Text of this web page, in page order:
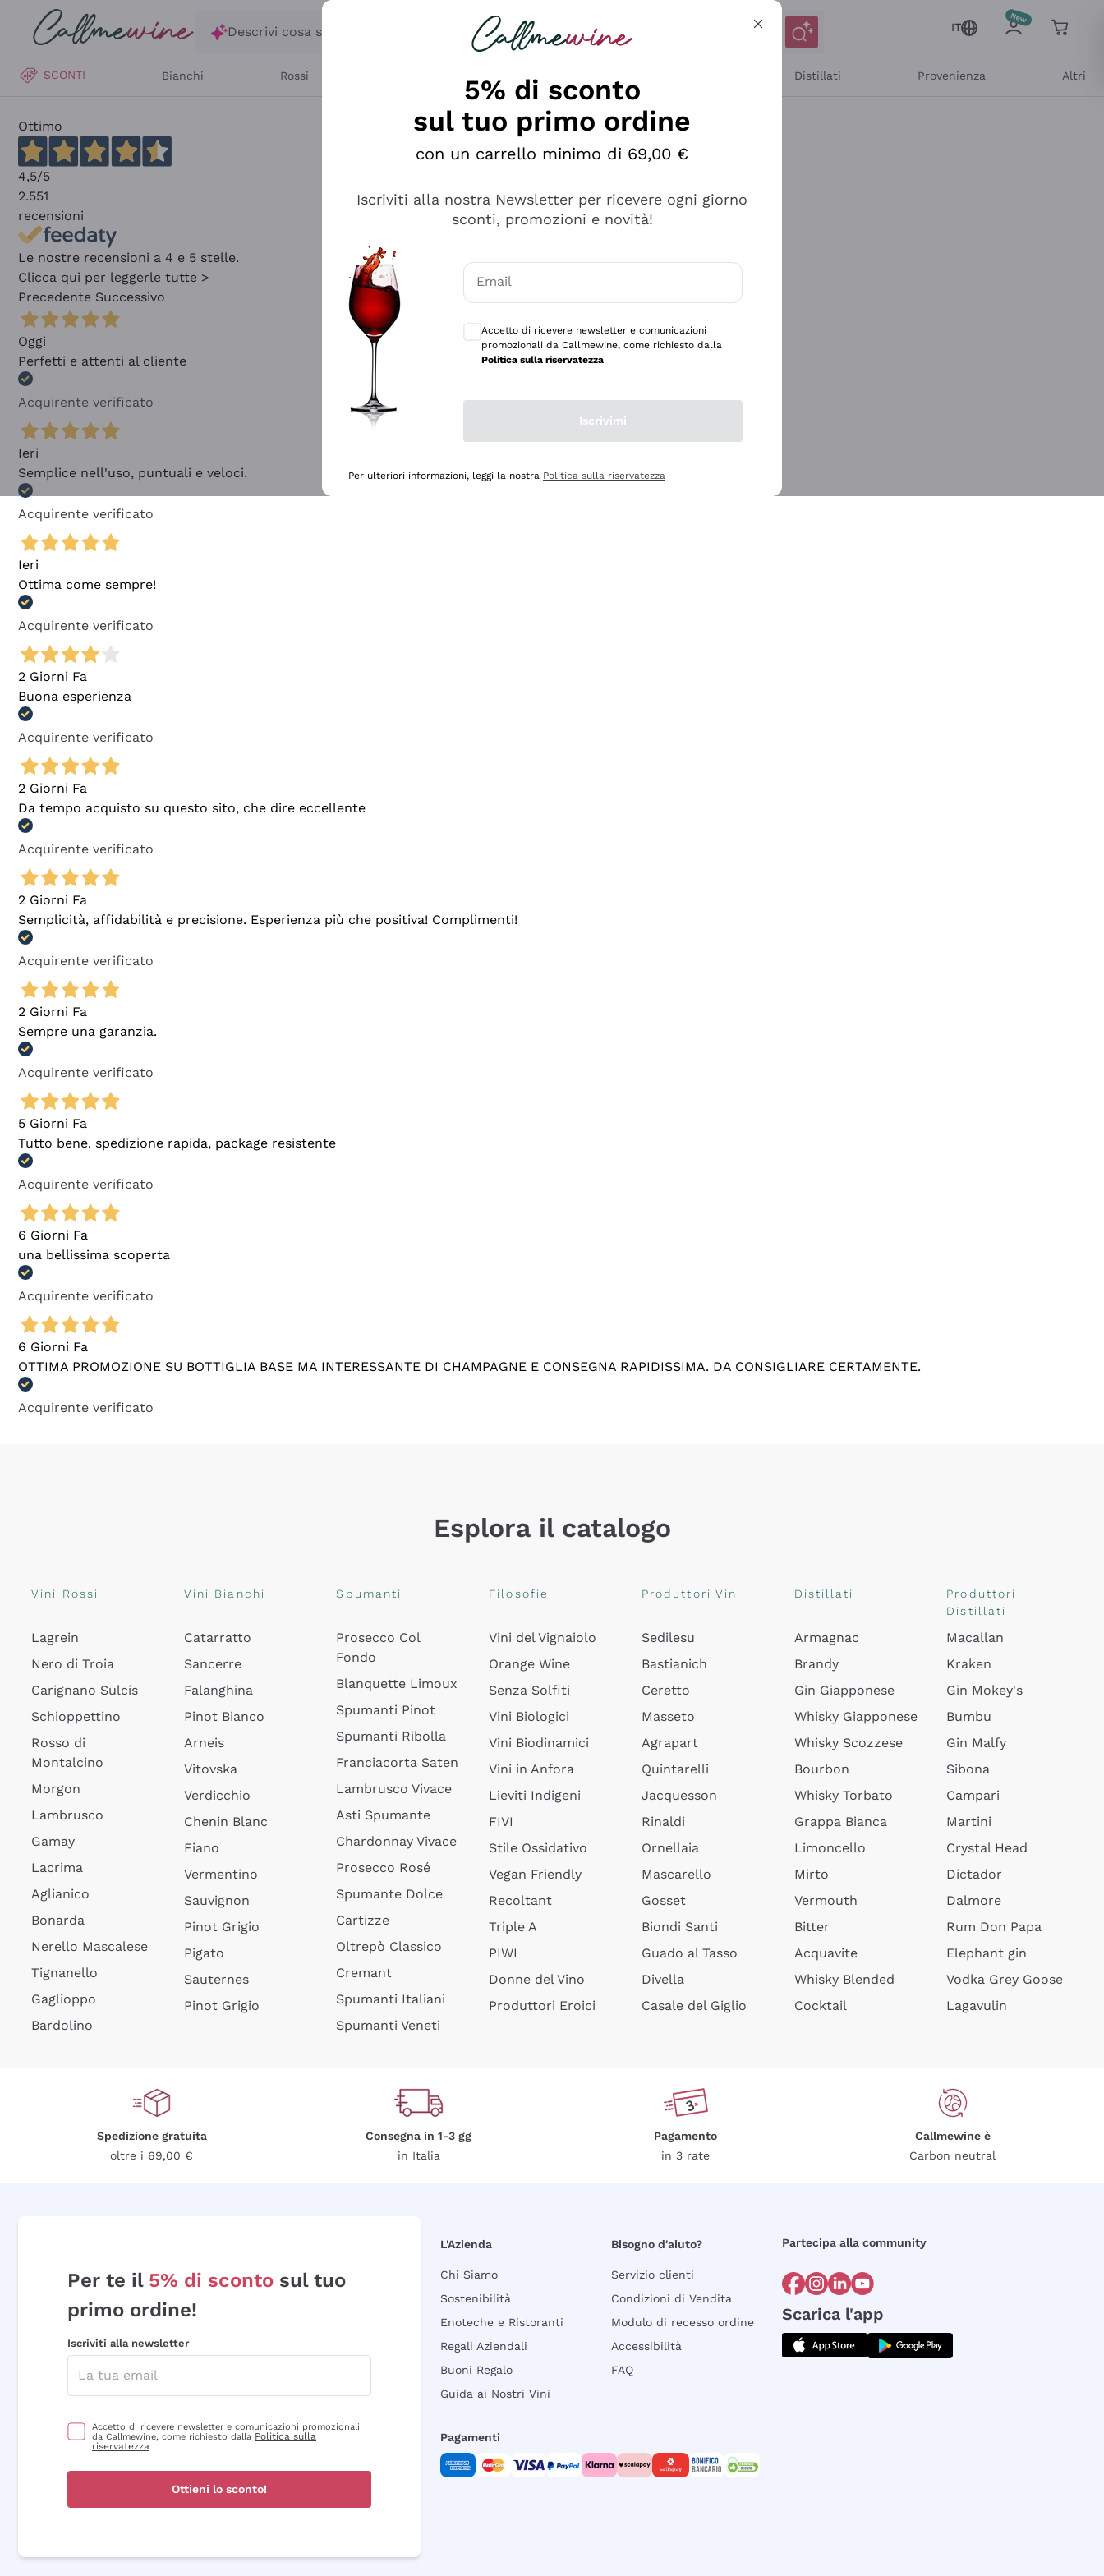
Salta al contenuto principale
Descrivi cosa stai cercando
IT
SCONTI Bianchi Rossi Distillati Provenienza Altri
Ottimo
4,5/5
2.551
recensioni
Le nostre recensioni a 4 e 5 stelle.
Clicca qui per leggerle tutte >
Precedente Successivo
Oggi
Perfetti e attenti al cliente
Acquirente verificato
Ieri
Semplice nell'uso, puntuali e veloci.
Acquirente verificato
Ieri
Ottima come sempre!
Acquirente verificato
2 Giorni Fa
Buona esperienza
Acquirente verificato
2 Giorni Fa
Da tempo acquisto su questo sito, che dire eccellente
Acquirente verificato
2 Giorni Fa
Semplicità, affidabilità e precisione. Esperienza più che positiva! Complimenti!
Acquirente verificato
2 Giorni Fa
Sempre una garanzia.
Acquirente verificato
5 Giorni Fa
Tutto bene. spedizione rapida, package resistente
Acquirente verificato
6 Giorni Fa
una bellissima scoperta
Acquirente verificato
6 Giorni Fa
OTTIMA PROMOZIONE SU BOTTIGLIA BASE MA INTERESSANTE DI CHAMPAGNE E CONSEGNA RAPIDISSIMA. DA CONSIGLIARE CERTAMENTE.
Acquirente verificato
Esplora il catalogo
Vini Rossi
Lagrein
Nero di Troia
Carignano Sulcis
Schioppettino
Rosso di
Montalcino
Morgon
Lambrusco
Gamay
Lacrima
Aglianico
Bonarda
Nerello Mascalese
Tignanello
Gaglioppo
Bardolino
Vini Bianchi
Catarratto
Sancerre
Falanghina
Pinot Bianco
Arneis
Vitovska
Verdicchio
Chenin Blanc
Fiano
Vermentino
Sauvignon
Pinot Grigio
Pigato
Sauternes
Pinot Grigio
Spumanti
Prosecco Col
Fondo
Blanquette Limoux
Spumanti Pinot
Spumanti Ribolla
Franciacorta Saten
Lambrusco Vivace
Asti Spumante
Chardonnay Vivace
Prosecco Rosé
Spumante Dolce
Cartizze
Oltrepò Classico
Cremant
Spumanti Italiani
Spumanti Veneti
Filosofie
Vini del Vignaiolo
Orange Wine
Senza Solfiti
Vini Biologici
Vini Biodinamici
Vini in Anfora
Lieviti Indigeni
FIVI
Stile Ossidativo
Vegan Friendly
Recoltant
Triple A
PIWI
Donne del Vino
Produttori Eroici
Produttori Vini
Sedilesu
Bastianich
Ceretto
Masseto
Agrapart
Quintarelli
Jacquesson
Rinaldi
Ornellaia
Mascarello
Gosset
Biondi Santi
Guado al Tasso
Divella
Casale del Giglio
Distillati
Armagnac
Brandy
Gin Giapponese
Whisky Giapponese
Whisky Scozzese
Bourbon
Whisky Torbato
Grappa Bianca
Limoncello
Mirto
Vermouth
Bitter
Acquavite
Whisky Blended
Cocktail
Produttori
Distillati
Macallan
Kraken
Gin Mokey's
Bumbu
Gin Malfy
Sibona
Campari
Martini
Crystal Head
Dictador
Dalmore
Rum Don Papa
Elephant gin
Vodka Grey Goose
Lagavulin
Spedizione gratuita
oltre i 69,00 €
Consegna in 1-3 gg
in Italia
Pagamento
in 3 rate
Callmewine è
Carbon neutral
Per te il 5% di sconto sul tuo
primo ordine!
Iscriviti alla newsletter
Accetto di ricevere newsletter e comunicazioni promozionali
da Callmewine, come richiesto dalla Politica sulla
riservatezza
Ottieni lo sconto!
L'Azienda
Chi Siamo
Sostenibilità
Enoteche e Ristoranti
Regali Aziendali
Buoni Regalo
Guida ai Nostri Vini
Bisogno d'aiuto?
Servizio clienti
Condizioni di Vendita
Modulo di recesso ordine
Accessibilità
FAQ
Partecipa alla community
Scarica l'app
Pagamenti
5% di sconto
sul tuo primo ordine
con un carrello minimo di 69,00 €
Iscriviti alla nostra Newsletter per ricevere ogni giorno
sconti, promozioni e novità!
Email
Accetto di ricevere newsletter e comunicazioni
promozionali da Callmewine, come richiesto dalla
Politica sulla riservatezza
Iscrivimi
Per ulteriori informazioni, leggi la nostra Politica sulla riservatezza